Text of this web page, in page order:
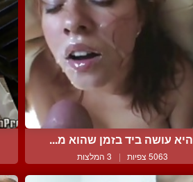
היא עושה ביד בזמן שהוא מ...
5063 צפיות | 3 המלצות